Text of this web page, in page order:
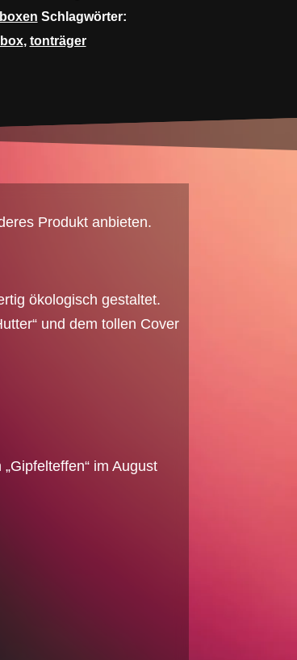
Schlagwörter:
, tonträger
Produkt anbieten.
ökologisch gestaltet.
und dem tollen Cover
im August